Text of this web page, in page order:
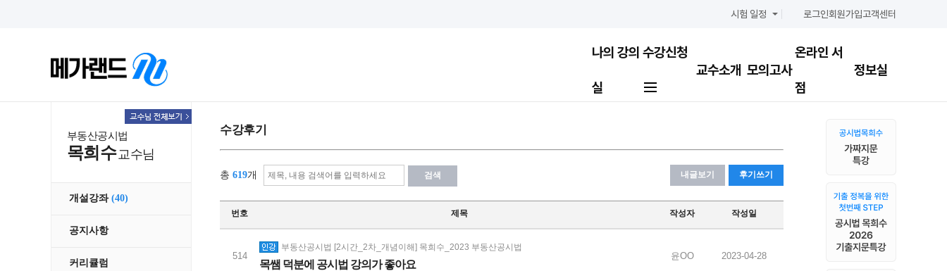
시험 일정 로그인회원가입고객센터
나의 강의
실
수강신청
교수소개 모의고사
온라인 서
점
정보실
부동산공시법
목희수교수님
개설강좌 (40)
공지사항
커리큘럼
수강후기
총 619개 검색 내글보기 후기쓰기
번호 제목 작성자 작성일
514
부동산공시법 [2시간_2차_개념이해] 목희수_2023 부동산공시법
목쌤 덕분에 공시법 강의가 좋아요
윤OO 2023-04-28